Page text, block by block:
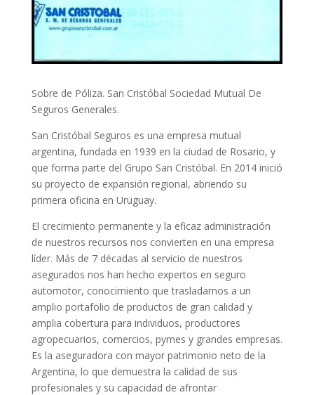
Sobre de Póliza. San Cristóbal Sociedad Mutual De
Seguros Generales.
San Cristóbal Seguros es una empresa mutual
argentina, fundada en 1939 en la ciudad de Rosario, y
que forma parte del Grupo San Cristóbal. En 2014 inició
su proyecto de expansión regional, abriendo su
primera oficina en Uruguay.
El crecimiento permanente y la eficaz administración
de nuestros recursos nos convierten en una empresa
líder. Más de 7 décadas al servicio de nuestros
asegurados nos han hecho expertos en seguro
automotor, conocimiento que trasladamos a un
amplio portafolio de productos de gran calidad y
amplia cobertura para individuos, productores
agropecuarios, comercios, pymes y grandes empresas.
Es la aseguradora con mayor patrimonio neto de la
Argentina, lo que demuestra la calidad de sus
profesionales y su capacidad de afrontar